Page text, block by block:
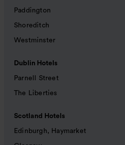
Paddington
Shoreditch
Westminster
Dublin Hotels
Parnell Street
The Liberties
Scotland Hotels
Edinburgh, Haymarket